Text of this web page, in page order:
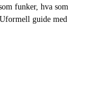
funker, hva som
guide med